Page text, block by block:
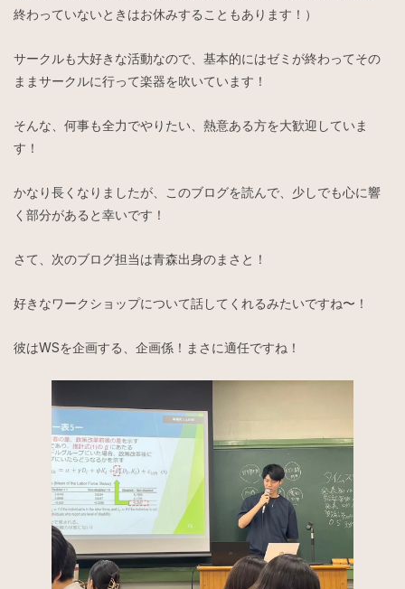
終わっていないときはお休みすることもあります！）
サークルも大好きな活動なので、基本的にはゼミが終わってその
ままサークルに行って楽器を吹いています！
そんな、何事も全力でやりたい、熱意ある方を大歓迎していま
す！
かなり長くなりましたが、このブログを読んで、少しでも心に響
く部分があると幸いです！
さて、次のブログ担当は青森出身のまさと！
好きなワークショップについて話してくれるみたいですね〜！
彼はWSを企画する、企画係！まさに適任ですね！